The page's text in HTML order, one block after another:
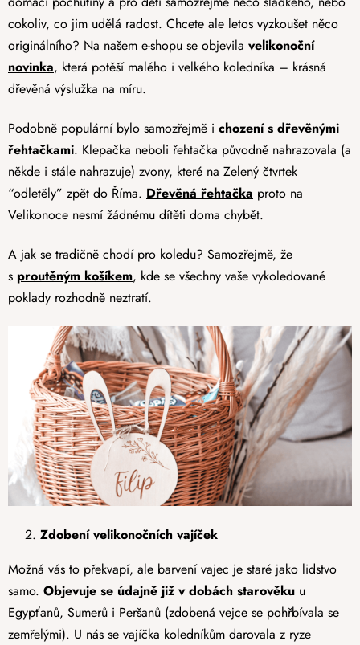
cokoliv, co jim udělá radost. Chcete ale letos vyzkoušet něco
originálního? Na našem e-shopu se objevila velikonoční
novinka, která potěší malého i velkého koledníka – krásná
dřevěná výslužka na míru.
Podobně populární bylo samozřejmě i chození s dřevěnými
řehtačkami. Klepačka neboli řehtačka původně nahrazovala (a
někde i stále nahrazuje) zvony, které na Zelený čtvrtek
“odletěly” zpět do Říma. Dřevěná řehtačka proto na
Velikonoce nesmí žádnému dítěti doma chybět.
A jak se tradičně chodí pro koledu? Samozřejmě, že
s proutěným košíkem, kde se všechny vaše vykoledované
poklady rozhodně neztratí.
Zdobení velikonočních vajíček
Možná vás to překvapí, ale barvení vajec je staré jako lidstvo
samo. Objevuje se údajně již v dobách starověku u
Egypťanů, Sumerů i Peršanů (zdobená vejce se pohřbívala se
zemřelými). U nás se vajíčka koledníkům darovala z ryze